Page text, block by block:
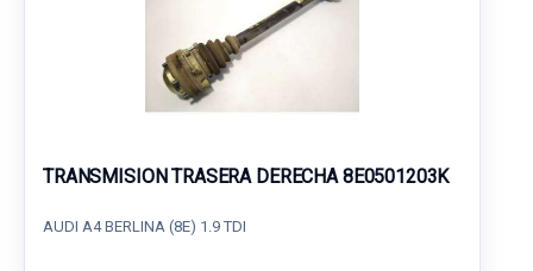
TRANSMISION TRASERA DERECHA 8E0501203K
AUDI A4 BERLINA (8E) 1.9 TDI